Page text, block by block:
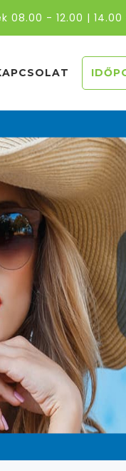
08.00 - 12.00 | 14.00